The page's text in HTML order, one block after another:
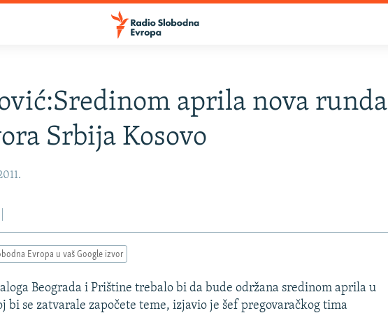
aprila nova runda
Srbija Kosovo
Evropa u vaš Google izvor
Beograda i Prištine trebalo bi da bude održana sredinom aprila u
bi se zatvarale započete teme, izjavio je šef pregovaračkog tima